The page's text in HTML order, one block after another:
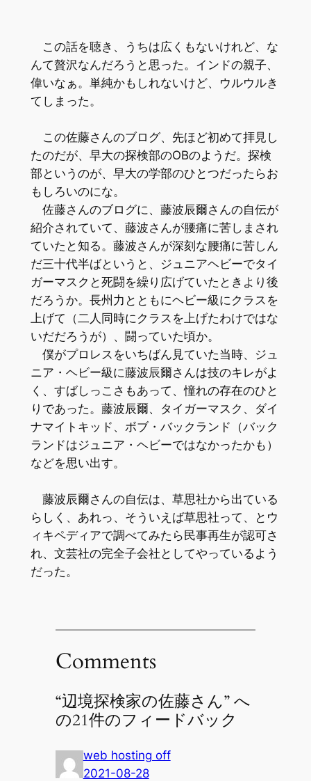
この話を聴き、うちは広くもないけれど、な
んて贅沢なんだろうと思った。インドの親子、
偉いなぁ。単純かもしれないけど、ウルウルき
てしまった。
この佐藤さんのブログ、先ほど初めて拝見し
たのだが、早大の探検部のOBのようだ。探検
部というのが、早大の学部のひとつだったらお
もしろいのにな。
佐藤さんのブログに、藤波辰爾さんの自伝が
紹介されていて、藤波さんが腰痛に苦しまされ
ていたと知る。藤波さんが深刻な腰痛に苦しん
だ三十代半ばというと、ジュニアヘビーでタイ
ガーマスクと死闘を繰り広げていたときより後
だろうか。長州力とともにヘビー級にクラスを
上げて（二人同時にクラスを上げたわけではな
いだだろうが）、闘っていた頃か。
僕がプロレスをいちばん見ていた当時、ジュ
ニア・ヘビー級に藤波辰爾さんは技のキレがよ
く、すばしっこさもあって、憧れの存在のひと
りであった。藤波辰爾、タイガーマスク、ダイ
ナマイトキッド、ボブ・バックランド（バック
ランドはジュニア・ヘビーではなかったかも）
などを思い出す。
藤波辰爾さんの自伝は、草思社から出ている
らしく、あれっ、そういえば草思社って、とウ
ィキペディアで調べてみたら民事再生が認可さ
れ、文芸社の完全子会社としてやっているよう
だった。
Comments
“辺境探検家の佐藤さん” へ
の21件のフィードバック
web hosting off
2021-08-28